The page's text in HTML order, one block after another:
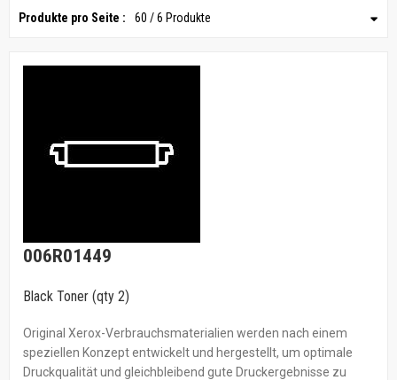
Produkte pro Seite : 60 / 6 Produkte
006R01449
Black Toner (qty 2)
Original Xerox-Verbrauchsmaterialien werden nach einem
speziellen Konzept entwickelt und hergestellt, um optimale
Druckqualität und gleichbleibend gute Druckergebnisse zu